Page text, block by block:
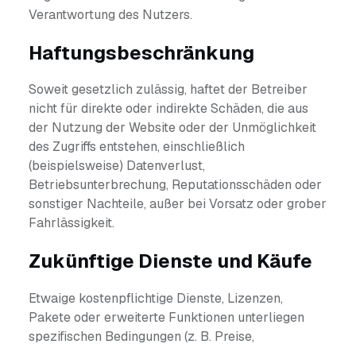
Verantwortung des Nutzers.
Haftungsbeschränkung
Soweit gesetzlich zulässig, haftet der Betreiber
nicht für direkte oder indirekte Schäden, die aus
der Nutzung der Website oder der Unmöglichkeit
des Zugriffs entstehen, einschließlich
(beispielsweise) Datenverlust,
Betriebsunterbrechung, Reputationsschäden oder
sonstiger Nachteile, außer bei Vorsatz oder grober
Fahrlässigkeit.
Zukünftige Dienste und Käufe
Etwaige kostenpflichtige Dienste, Lizenzen,
Pakete oder erweiterte Funktionen unterliegen
spezifischen Bedingungen (z. B. Preise,